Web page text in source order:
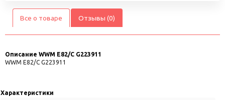
Все о товаре Отзывы (0)
Описание WWM E82/C G223911
WWM E82/C G223911
Характеристики